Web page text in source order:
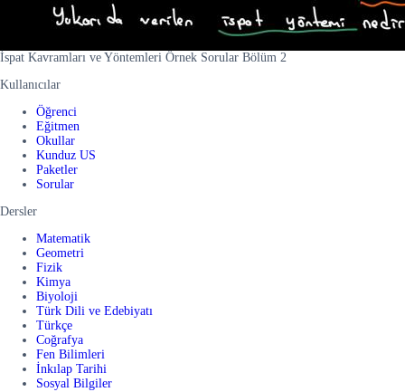
İspat Kavramları ve Yöntemleri Örnek Sorular Bölüm 2
Kullanıcılar
Öğrenci
Eğitmen
Okullar
Kunduz US
Paketler
Sorular
Dersler
Matematik
Geometri
Fizik
Kimya
Biyoloji
Türk Dili ve Edebiyatı
Türkçe
Coğrafya
Fen Bilimleri
İnkılap Tarihi
Sosyal Bilgiler